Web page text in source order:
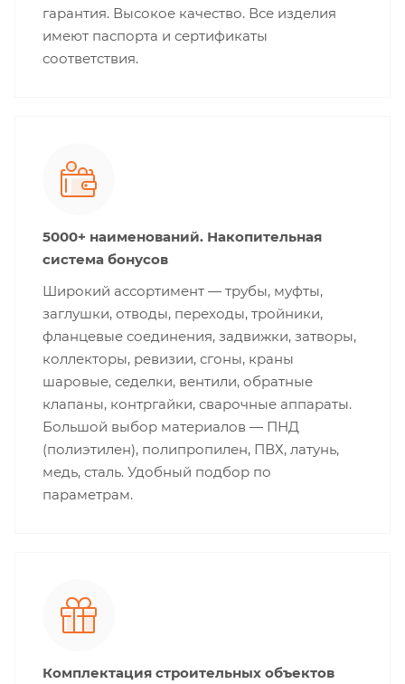
гарантия. Высокое качество. Все изделия
имеют паспорта и сертификаты
соответствия.
5000+ наименований. Накопительная
система бонусов
Широкий ассортимент — трубы, муфты,
заглушки, отводы, переходы, тройники,
фланцевые соединения, задвижки, затворы,
коллекторы, ревизии, сгоны, краны
шаровые, седелки, вентили, обратные
клапаны, контргайки, сварочные аппараты.
Большой выбор материалов — ПНД
(полиэтилен), полипропилен, ПВХ, латунь,
медь, сталь. Удобный подбор по
параметрам.
Комплектация строительных объектов